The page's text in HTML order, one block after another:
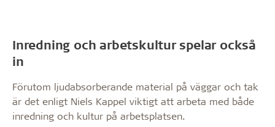
Inredning och arbetskultur spelar också
in
Förutom ljudabsorberande material på väggar och tak
är det enligt Niels Kappel viktigt att arbeta med både
inredning och kultur på arbetsplatsen.